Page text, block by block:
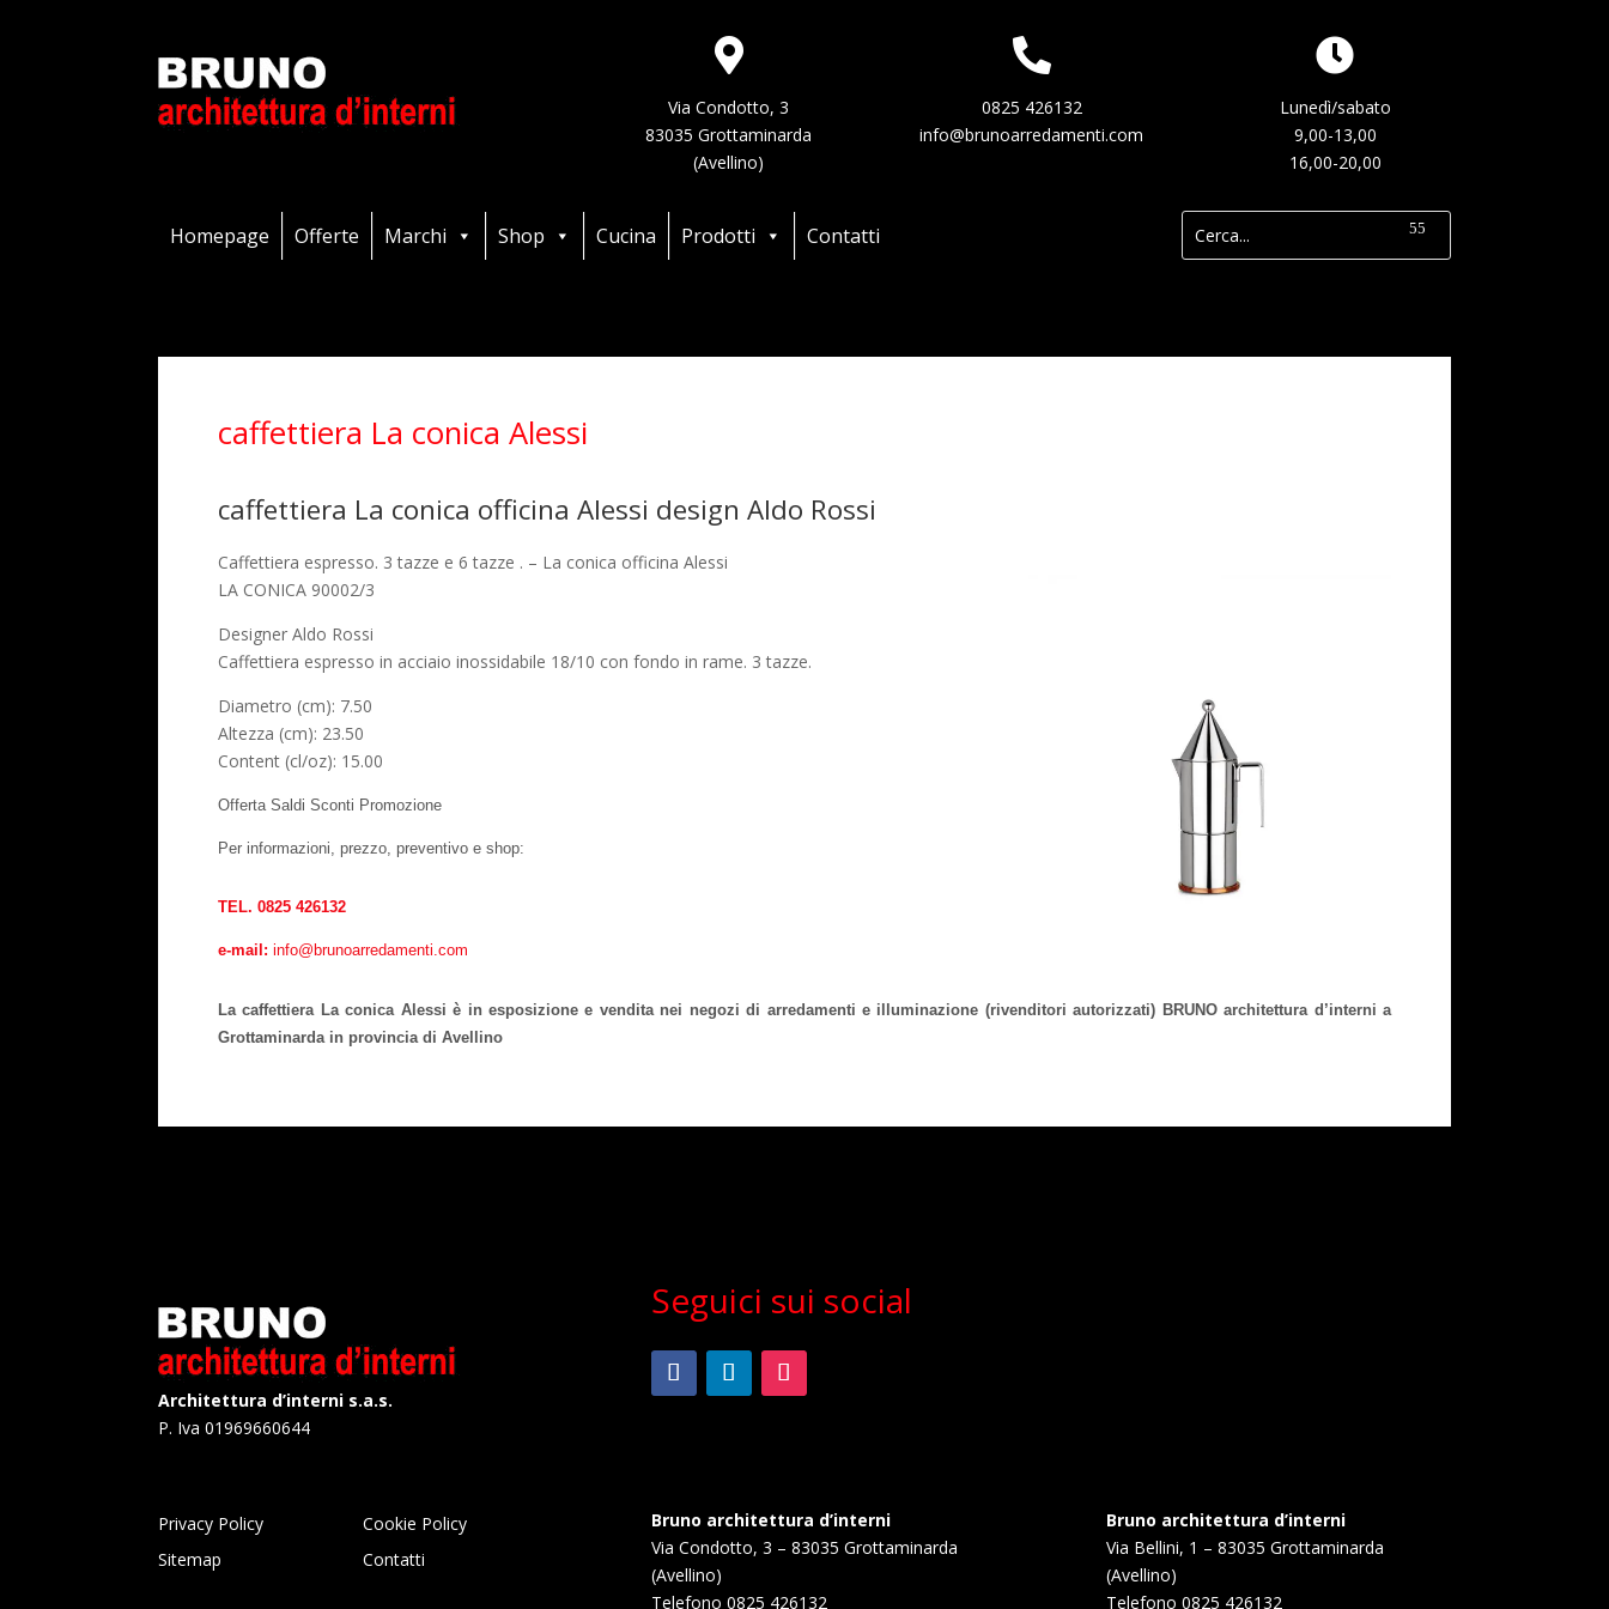
Via Condotto, 3
83035 Grottaminarda
(Avellino)
0825 426132
info@brunoarredamenti.com
Lunedì/sabato
9,00-13,00
16,00-20,00
Homepage Offerte Marchi Shop Cucina Prodotti Contatti
caffettiera La conica Alessi
caffettiera La conica officina Alessi design Aldo Rossi
Caffettiera espresso. 3 tazze e 6 tazze . – La conica officina Alessi
LA CONICA 90002/3
Designer Aldo Rossi
Caffettiera espresso in acciaio inossidabile 18/10 con fondo in rame. 3 tazze.
Diametro (cm): 7.50
Altezza (cm): 23.50
Content (cl/oz): 15.00
Offerta Saldi Sconti Promozione
Per informazioni, prezzo, preventivo e shop:
TEL. 0825 426132
e-mail: info@brunoarredamenti.com
La caffettiera La conica Alessi è in esposizione e vendita nei negozi di arredamenti e illuminazione (rivenditori autorizzati) BRUNO architettura d’interni a
Grottaminarda in provincia di Avellino
Architettura d’interni s.a.s.
P. Iva 01969660644
Seguici sui social
Privacy Policy
Cookie Policy
Sitemap
Contatti
Bruno architettura d’interni
Via Condotto, 3 – 83035 Grottaminarda
(Avellino)
Telefono 0825 426132
Bruno architettura d’interni
Via Bellini, 1 – 83035 Grottaminarda
(Avellino)
Telefono 0825 426132